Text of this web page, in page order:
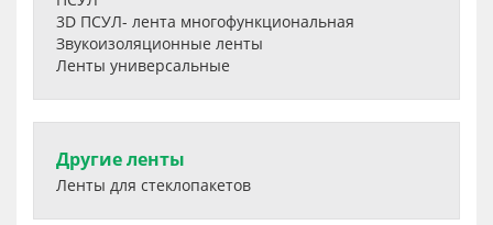
3D ПСУЛ- лента многофункциональная
Звукоизоляционные ленты
Ленты универсальные
Другие ленты
Ленты для стеклопакетов